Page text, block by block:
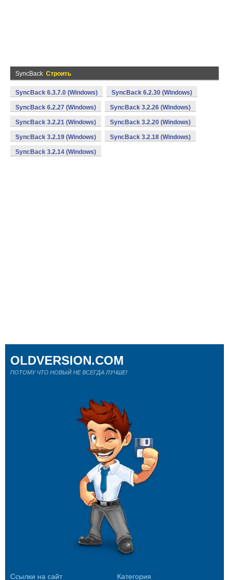
SyncBack Строить
SyncBack 6.3.7.0 (Windows) SyncBack 6.2.30 (Windows)
SyncBack 6.2.27 (Windows) SyncBack 3.2.26 (Windows)
SyncBack 3.2.21 (Windows) SyncBack 3.2.20 (Windows)
SyncBack 3.2.19 (Windows) SyncBack 3.2.18 (Windows)
SyncBack 3.2.14 (Windows)
Ссылки на сайт Категория
OLDVERSION.COM
ПОТОМУ ЧТО НОВЫЙ НЕ ВСЕГДА ЛУЧШЕ!